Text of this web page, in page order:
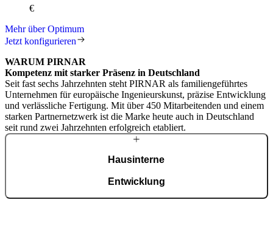
€
Mehr über Optimum
Jetzt konfigurieren
WARUM PIRNAR
Kompetenz mit starker Präsenz in Deutschland
Seit fast sechs Jahrzehnten steht PIRNAR als familiengeführtes
Unternehmen für europäische Ingenieurskunst, präzise Entwicklung
und verlässliche Fertigung. Mit über 450 Mitarbeitenden und einem
starken Partnernetzwerk ist die Marke heute auch in Deutschland
seit rund zwei Jahrzehnten erfolgreich etabliert.
Hausinterne
Entwicklung